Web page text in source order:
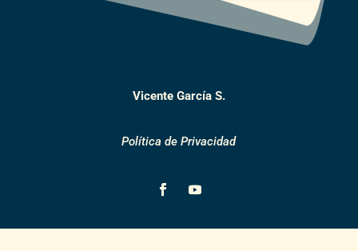
Vicente García S.
Política de Privacidad